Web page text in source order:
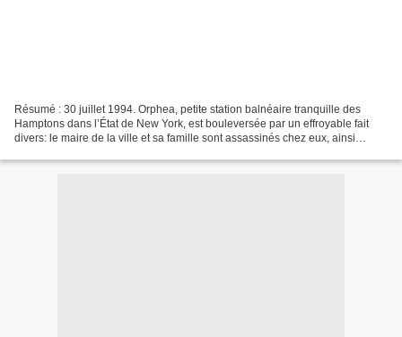
Résumé : 30 juillet 1994. Orphea, petite station balnéaire tranquille des
Hamptons dans l’État de New York, est bouleversée par un effroyable fait
divers: le maire de la ville et sa famille sont assassinés chez eux, ainsi